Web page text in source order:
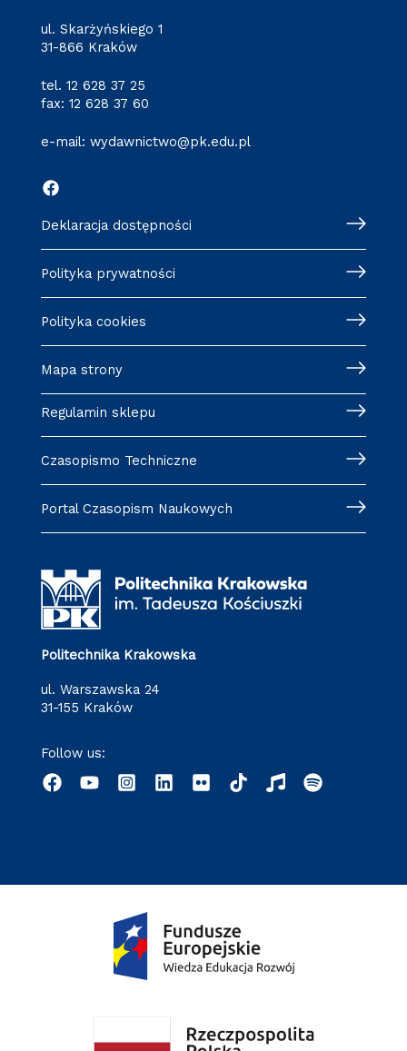
ul. Skarżyńskiego 1
31-866 Kraków
tel. 12 628 37 25
fax: 12 628 37 60
e-mail: wydawnictwo@pk.edu.pl
Deklaracja dostępności
Polityka prywatności
Polityka cookies
Mapa strony
Regulamin sklepu
Czasopismo Techniczne
Portal Czasopism Naukowych
Politechnika Krakowska
ul. Warszawska 24
31-155 Kraków
Follow us: